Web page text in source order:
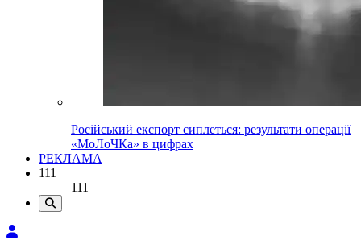
Російський експорт сиплеться: результати операції
«МоЛоЧКа» в цифрах
РЕКЛАМА
111
111